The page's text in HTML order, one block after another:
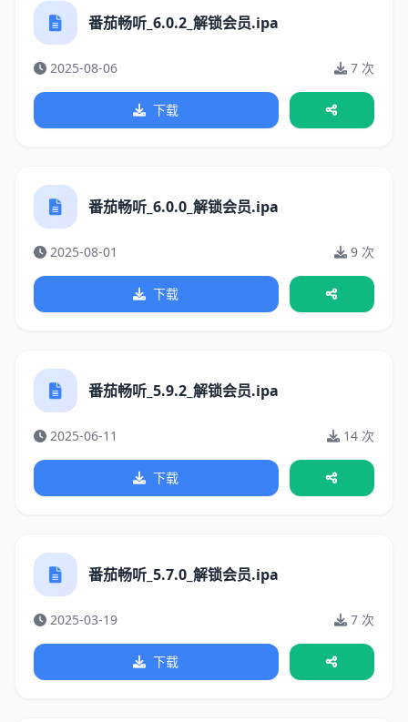
番茄畅听_6.0.2_解锁会员.ipa
2025-08-06 7 次
下载
番茄畅听_6.0.0_解锁会员.ipa
2025-08-01 9 次
下载
番茄畅听_5.9.2_解锁会员.ipa
2025-06-11 14 次
下载
番茄畅听_5.7.0_解锁会员.ipa
2025-03-19 7 次
下载